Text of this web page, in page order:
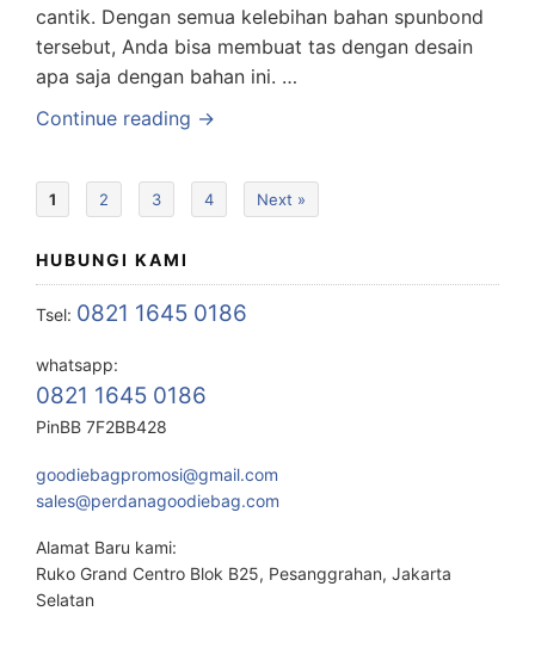
cantik. Dengan semua kelebihan bahan spunbond
tersebut, Anda bisa membuat tas dengan desain
apa saja dengan bahan ini. …
Continue reading →
1 2 3 4 Next »
HUBUNGI KAMI
Tsel: 0821 1645 0186
whatsapp:
0821 1645 0186
PinBB 7F2BB428
goodiebagpromosi@gmail.com
sales@perdanagoodiebag.com
Alamat Baru kami:
Ruko Grand Centro Blok B25, Pesanggrahan, Jakarta
Selatan